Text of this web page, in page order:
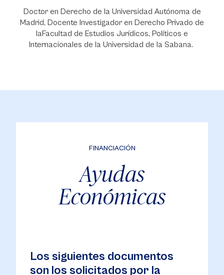
Doctor en Derecho de la Universidad Autónoma de
Madrid, Docente Investigador en Derecho Privado de
laFacultad de Estudios Jurídicos, Políticos e
Internacionales de la Universidad de la Sabana.
FINANCIACIÓN
Ayudas
Económicas
Los siguientes documentos
son los solicitados por la